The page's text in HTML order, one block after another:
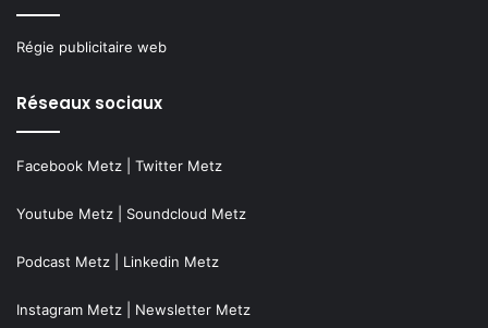
Régie publicitaire web
Réseaux sociaux
Facebook Metz Twitter Metz
Youtube Metz Soundcloud Metz
Podcast Metz Linkedin Metz
Instagram Metz Newsletter Metz